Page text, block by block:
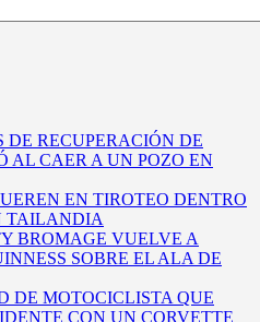
RECUPERACIÓN DE
AL CAER A UN POZO EN
EN TIROTEO DENTRO
TAILANDIA
BROMAGE VUELVE A
SOBRE EL ALA DE
DE MOTOCICLISTA QUE
CON UN CORVETTE